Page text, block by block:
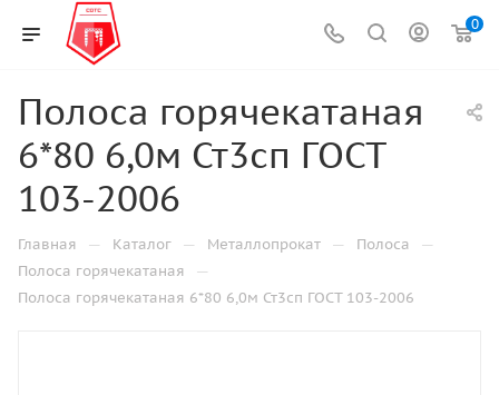
0
Полоса горячекатаная
6*80 6,0м Ст3сп ГОСТ
103-2006
Главная — Каталог — Металлопрокат — Полоса —
Полоса горячекатаная —
Полоса горячекатаная 6*80 6,0м Ст3сп ГОСТ 103-2006